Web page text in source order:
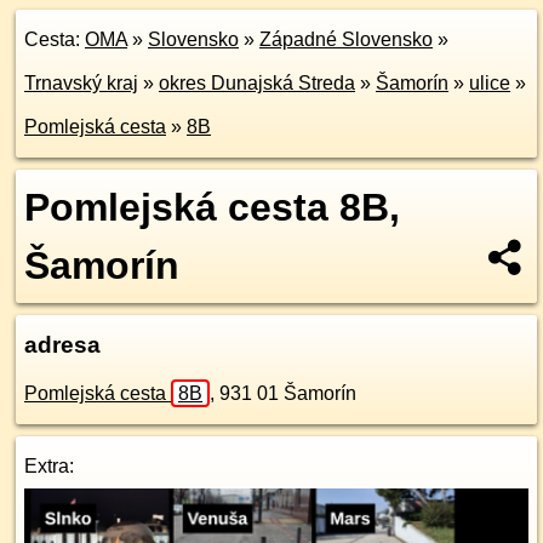
Cesta: OMA» Slovensko » Západné Slovensko »
Trnavský kraj » okres Dunajská Streda » Šamorín » ulice »
Pomlejská cesta » 8B
Pomlejská cesta 8B,
Šamorín
adresa
Pomlejská cesta 8B , 931 01 Šamorín
Extra: